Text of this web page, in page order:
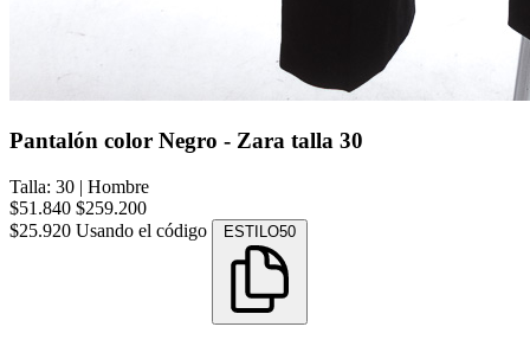
Pantalón color Negro - Zara talla 30
Talla: 30 | Hombre
$51.840 $259.200
$25.920 Usando el código ESTILO50